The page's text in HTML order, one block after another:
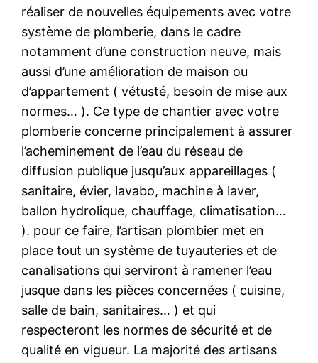
réaliser de nouvelles équipements avec votre
système de plomberie, dans le cadre
notamment d’une construction neuve, mais
aussi d’une amélioration de maison ou
d’appartement ( vétusté, besoin de mise aux
normes… ). Ce type de chantier avec votre
plomberie concerne principalement à assurer
l’acheminement de l’eau du réseau de
diffusion publique jusqu’aux appareillages (
sanitaire, évier, lavabo, machine à laver,
ballon hydrolique, chauffage, climatisation…
). pour ce faire, l’artisan plombier met en
place tout un système de tuyauteries et de
canalisations qui serviront à ramener l’eau
jusque dans les pièces concernées ( cuisine,
salle de bain, sanitaires… ) et qui
respecteront les normes de sécurité et de
qualité en vigueur. La majorité des artisans